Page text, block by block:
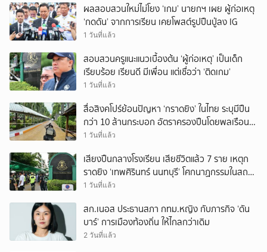
ผลสอบสวนใหม่ไม่โยง ‘เกม’ นายกฯ เผย ผู้ก่อเหตุ
‘กดดัน’ จากการเรียน เคยโพสต์รูปปืนปู่ลง IG
1 วันที่แล้ว
สอบสวนครูแนะแนวเบื้องต้น ‘ผู้ก่อเหตุ’ เป็นเด็ก
เรียบร้อย เรียนดี มีเพื่อน แต่เชื่อว่า ‘ติดเกม’
1 วันที่แล้ว
สื่อสิงคโปร์ย้อนปัญหา ‘กราดยิง’ ในไทย ระบุมีปืน
กว่า 10 ล้านกระบอก อัตราครองปืนโดยพลเรือน
สูงที่สุดในภูมิภาค
1 วันที่แล้ว
เสียงปืนกลางโรงเรียน เสียชีวิตแล้ว 7 ราย เหตุก
ราดยิง ‘เทพศิรินทร์ นนทบุรี’ โศกนาฏกรรมในสถาน
ศึกษา ครั้งที่ 2 ในรอบปี
1 วันที่แล้ว
สก.เนอส ประธานสภา กทม.หญิง กับภารกิจ ‘ดัน
บาร์’ การเมืองท้องถิ่น ให้ไกลกว่าเดิม
2 วันที่แล้ว